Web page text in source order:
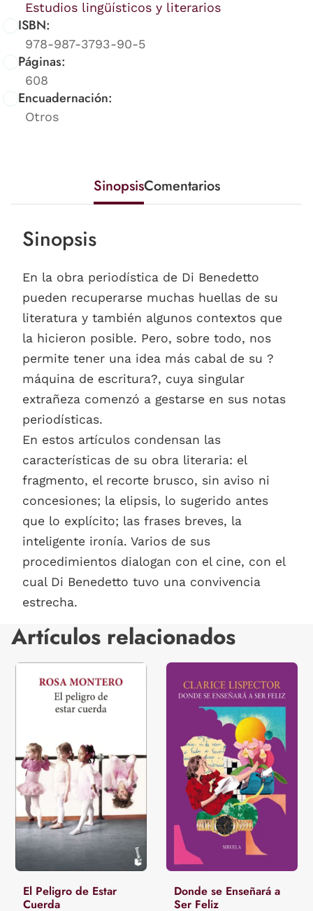
Estudios lingüísticos y literarios
ISBN:
978-987-3793-90-5
Páginas:
608
Encuadernación:
Otros
SinopsisComentarios
Sinopsis
En la obra periodística de Di Benedetto
pueden recuperarse muchas huellas de su
literatura y también algunos contextos que
la hicieron posible. Pero, sobre todo, nos
permite tener una idea más cabal de su ?
máquina de escritura?, cuya singular
extrañeza comenzó a gestarse en sus notas
periodísticas.
En estos artículos condensan las
características de su obra literaria: el
fragmento, el recorte brusco, sin aviso ni
concesiones; la elipsis, lo sugerido antes
que lo explícito; las frases breves, la
inteligente ironía. Varios de sus
procedimientos dialogan con el cine, con el
cual Di Benedetto tuvo una convivencia
estrecha.
Artículos relacionados
El Peligro de Estar
Cuerda
Donde se Enseñará a
Ser Feliz